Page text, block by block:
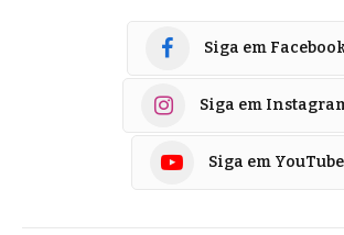
Siga em
Siga em
Siga em YouTube